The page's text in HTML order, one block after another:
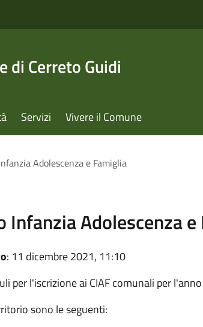
di Cerreto Guidi
Servizi Vivere il Comune
Adolescenza e Famiglia
Infanzia Adolescenza
: 11 dicembre 2021, 11:10
per l'iscrizione ai CIAF comunali per
sono le seguenti: